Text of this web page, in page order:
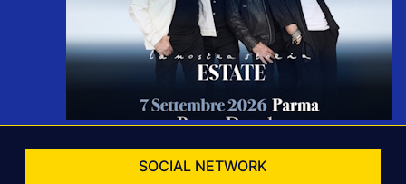
SOCIAL NETWORK